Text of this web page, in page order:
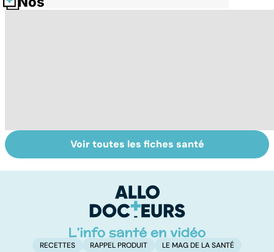
Tout savoir sur le
cancer de la
Mélanome : le
plus redouté des
peau
Voir toutes les fiches santé
RECETTES RAPPEL PRODUIT LE MAG DE LA SANTÉ